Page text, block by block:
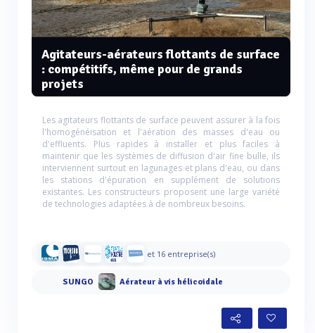
Agitateurs-aérateurs flottants de surface
: compétitifs, même pour de grands
projets
Les agitateurs flottants de surface peuvent assurer à la fois
l'homogénéisation et l'aération des masses d'eau ou
d'effluents. Plus rapides à installer et plus faciles à
maintenir que les systèmes de diffusion d'air fine bulle, ils
interviennent surtout en lagunages et plans d'eau, ou dans
les stations d'épuration en supplément de solutions
existantes. Les constructeurs proposent une large variété
de technologies adaptées à de nombreux besoins.
et 16 entreprise(s)
SUNGO Aérateur à vis hélicoidale